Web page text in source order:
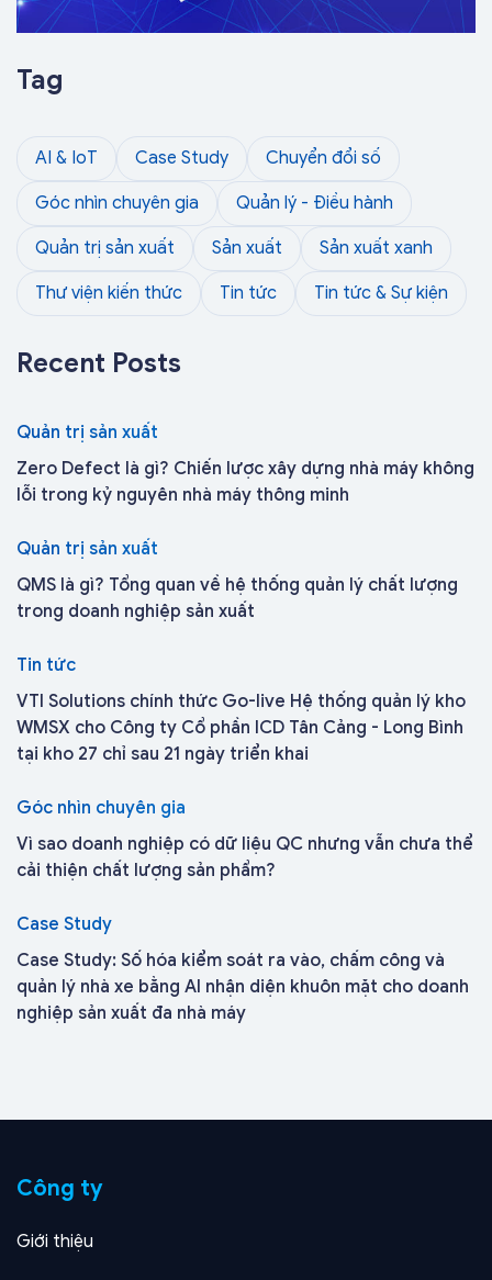
Tag
AI & IoT Case Study Chuyển đổi số
Góc nhìn chuyên gia Quản lý - Điều hành
Quản trị sản xuất Sản xuất Sản xuất xanh
Thư viện kiến thức Tin tức Tin tức & Sự kiện
Recent Posts
Quản trị sản xuất
Zero Defect là gì? Chiến lược xây dựng nhà máy không
lỗi trong kỷ nguyên nhà máy thông minh
Quản trị sản xuất
QMS là gì? Tổng quan về hệ thống quản lý chất lượng
trong doanh nghiệp sản xuất
Tin tức
VTI Solutions chính thức Go-live Hệ thống quản lý kho
WMSX cho Công ty Cổ phần ICD Tân Cảng - Long Bình
tại kho 27 chỉ sau 21 ngày triển khai
Góc nhìn chuyên gia
Vì sao doanh nghiệp có dữ liệu QC nhưng vẫn chưa thể
cải thiện chất lượng sản phẩm?
Case Study
Case Study: Số hóa kiểm soát ra vào, chấm công và
quản lý nhà xe bằng AI nhận diện khuôn mặt cho doanh
nghiệp sản xuất đa nhà máy
Công ty
Giới thiệu